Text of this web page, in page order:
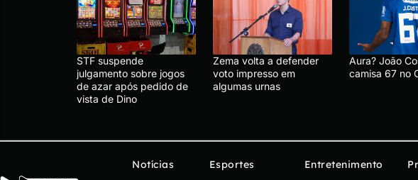
STF suspende
julgamento sobre jogos
de azar após pedido de
vista de Dino
Zema volta a defender
voto impresso em
algumas urnas
Aura? João
camisa 67 no
Notícias
Esportes
Entretenimento